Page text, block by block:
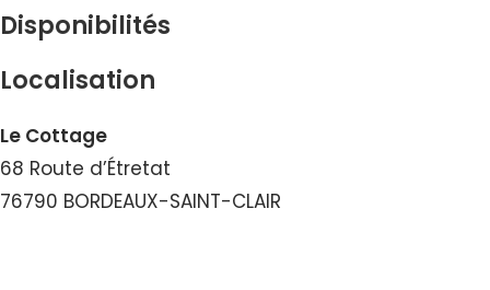
Disponibilités
Localisation
Le Cottage
68 Route d’Étretat
76790 BORDEAUX-SAINT-CLAIR